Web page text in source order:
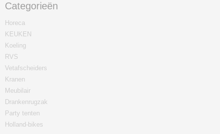
Categorieën
Horeca
KEUKEN
Koeling
RVS
Vetafscheiders
Kranen
Meubilair
Drankenrugzak
Party tenten
Holland-bikes